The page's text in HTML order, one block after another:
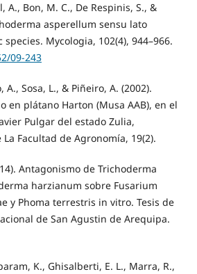
A., Bon, M. C., De Respinis, S., &
asperellum sensu lato
Mycologia, 102(4), 944–966.
09-243
Sosa, L., & Piñeiro, A. (2002).
en plátano Harton (Musa AAB), en el
Pulgar del estado Zulia,
Facultad de Agronomía, 19(2).
Antagonismo de Trichoderma
harzianum sobre Fusarium
y Phoma terrestris in vitro. Tesis de
de San Agustin de Arequipa.
K., Ghisalberti, E. L., Marra, R.,